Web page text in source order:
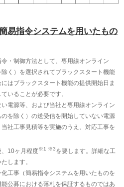
易指令システムを用いたもの
・制御方法として、専用線オンライン
除く）を選択されてブラックスタート機能
はブラックスタート機能の提供開始日ま
いることが必要です。
電源等、および当社と専用線オンライン
を除く）の送受信を開始していない電源
社工事見積等を実施のうえ、対応工事を
10ヶ月程度※1 ※3を要します。詳細な工
します。
工事（簡易指令システムを用いたものを
公募における落札を保証するものではあ